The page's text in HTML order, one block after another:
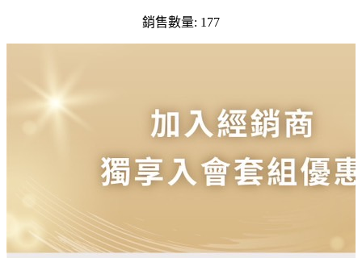
銷售數量: 177